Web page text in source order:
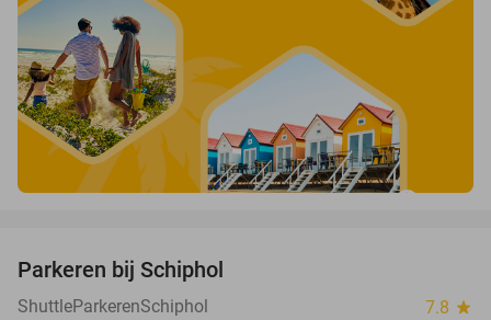
Parkeren bij Schiphol
ShuttleParkerenSchiphol 7.8 star